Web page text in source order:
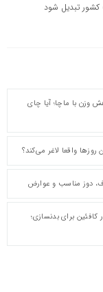
تبدیل شود
وزن با ماچا؛ آیا چای
واقعا لاغر می‌کند؟
دوز مناسب و عوارض
کافئین برای بدنسازی؛